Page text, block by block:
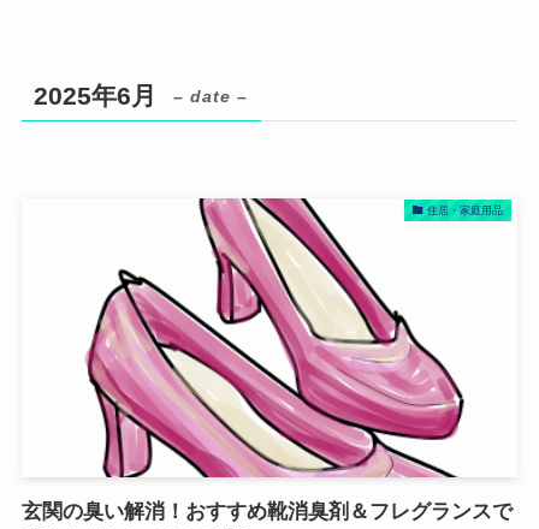
2025年6月 – date –
住居・家庭用品
玄関の臭い解消！おすすめ靴消臭剤＆フレグランスで